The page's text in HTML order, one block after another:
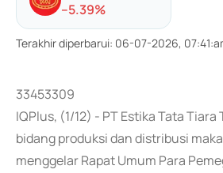
--5.39%
Terakhir diperbarui: 06-07-2026,
33453309
IQPlus, (1/12) - PT Estika Tata Tiara
bidang produksi dan distribusi
menggelar Rapat Umum Para